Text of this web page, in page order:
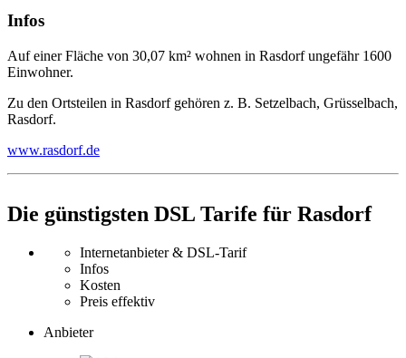
Infos
Auf einer Fläche von 30,07 km² wohnen in Rasdorf ungefähr 1600
Einwohner.
Zu den Ortsteilen in Rasdorf gehören z. B. Setzelbach, Grüsselbach,
Rasdorf.
www.rasdorf.de
Die günstigsten DSL Tarife für Rasdorf
Internetanbieter & DSL-Tarif
Infos
Kosten
Preis effektiv
Anbieter